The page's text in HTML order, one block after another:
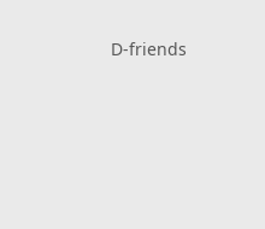
D-friends